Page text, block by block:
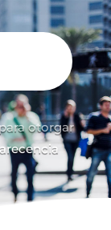
otorgar